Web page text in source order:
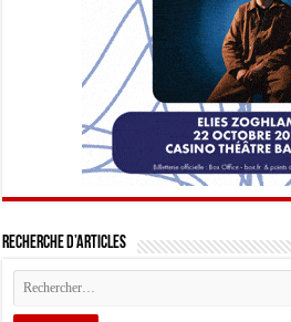
Recherche d’articles